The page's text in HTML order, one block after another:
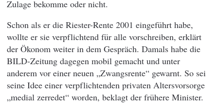
Zulage bekomme oder nicht.
Schon als er die Riester-Rente 2001 eingeführt habe,
wollte er sie verpflichtend für alle vorschreiben, erklärt
der Ökonom weiter in dem Gespräch. Damals habe die
BILD-Zeitung dagegen mobil gemacht und unter
anderem vor einer neuen „Zwangsrente“ gewarnt. So sei
seine Idee einer verpflichtenden privaten Altersvorsorge
„medial zerredet“ worden, beklagt der frühere Minister.